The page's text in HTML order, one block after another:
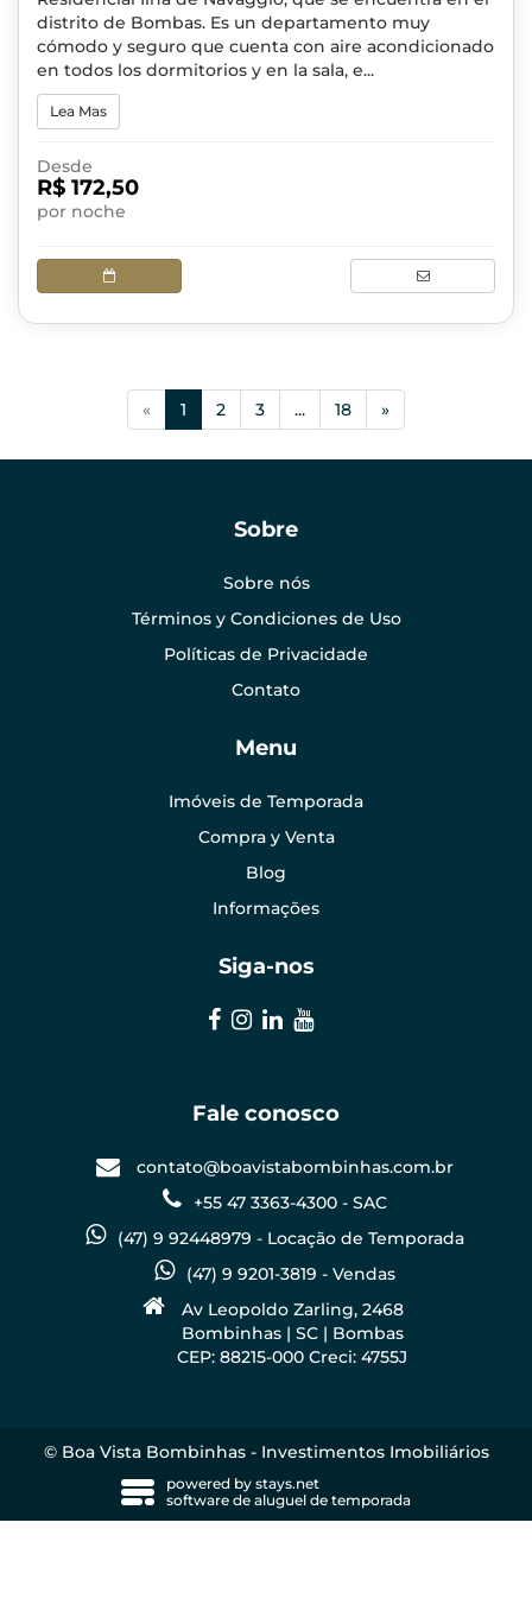
distrito de Bombas. Es un departamento muy
cómodo y seguro que cuenta con aire acondicionado
en todos los dormitorios y en la sala, e...
Lea Mas
Desde
R$ 172,50
por noche
« 1 (current)
2 3 ... 18 »
Sobre
Sobre nós
Términos y Condiciones de Uso
Políticas de Privacidade
Contato
Menu
Imóveis de Temporada
Compra y Venta
Blog
Informações
Siga-nos
Fale conosco
contato@boavistabombinhas.com.br
+55 47 3363-4300 - SAC
(47) 9 92448979 - Locação de Temporada
(47) 9 9201-3819 - Vendas
Av Leopoldo Zarling, 2468
Bombinhas | SC | Bombas
CEP: 88215-000 Creci: 4755J
© Boa Vista Bombinhas - Investimentos Imobiliários
powered by stays.net
software de aluguel de temporada